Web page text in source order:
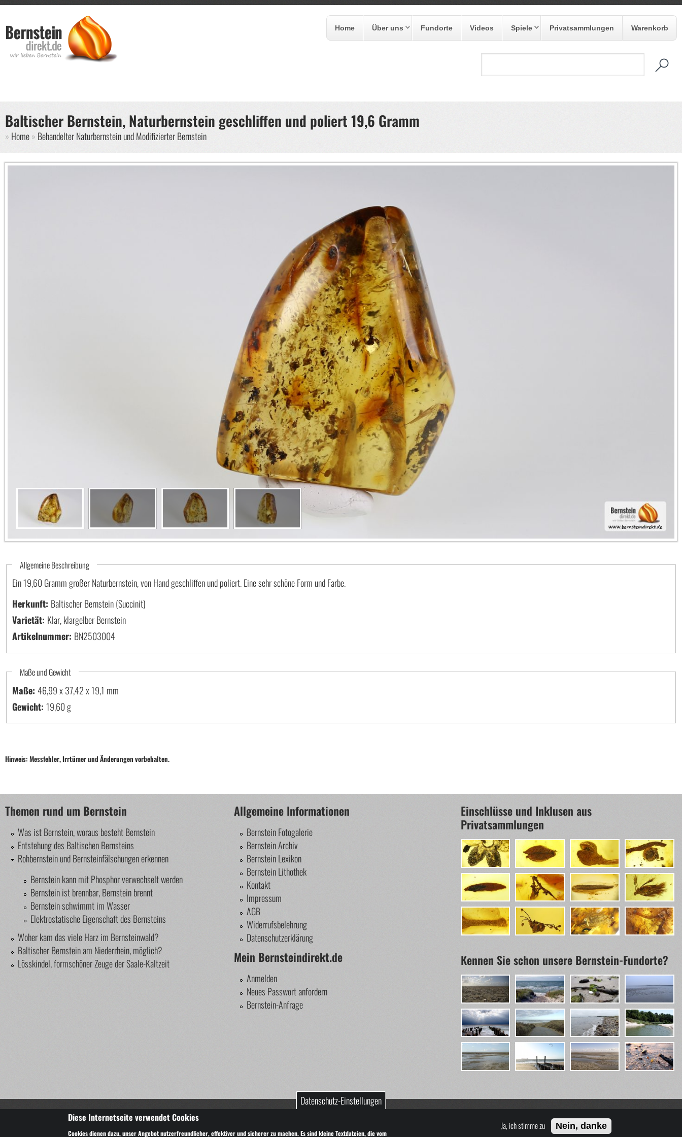
Home Über uns Fundorte Videos Spiele Privatsammlungen Warenkorb
Baltischer Bernstein, Naturbernstein geschliffen und poliert 19,6 Gramm
Sie sind hier
Home Behandelter Naturbernstein und Modifizierter Bernstein
Allgemeine Beschreibung
Ein 19,60 Gramm großer Naturbernstein, von Hand geschliffen und poliert. Eine sehr schöne Form und Farbe.
Herkunft: Baltischer Bernstein (Succinit)
Varietät: Klar, klargelber Bernstein
Artikelnummer: BN2503004
Maße und Gewicht
Maße: 46,99 x 37,42 x 19,1
Gewicht:19,60 g
Hinweis: Messfehler, Irrtümer und Änderungen vorbehalten.
Themen rund um Bernstein
Was ist Bernstein, woraus besteht Bernstein
Entstehung des Baltischen Bernsteins
Rohbernstein und Bernsteinfälschungen erkennen
Bernstein kann mit Phosphor verwechselt werden
Bernstein ist brennbar, Bernstein brennt
Bernstein schwimmt im Wasser
Elektrostatische Eigenschaft des Bernsteins
Woher kam das viele Harz im Bernsteinwald?
Baltischer Bernstein am Niederrhein, möglich?
Lösskindel, formschöner Zeuge der Saale-Kaltzeit
Allgemeine Informationen
Bernstein Fotogalerie
Bernstein Archiv
Bernstein Lexikon
Bernstein Lithothek
Kontakt
Impressum
AGB
Widerrufsbelehrung
Datenschutzerklärung
Mein Bernsteindirekt.de
Anmelden
Neues Passwort anfordern
Bernstein-Anfrage
Einschlüsse und Inklusen aus
Privatsammlungen
Kennen Sie schon unsere Bernstein-Fundorte?
Copyright © 2014-2025 Bernsteindirekt.de – wir lieben Bernstein!
Datenschutz-Einstellungen
Diese Internetseite verwendet Cookies
Cookies dienen dazu, unser Angebot nutzerfreundlicher, effektiver und sicherer zu machen. Es sind kleine Textdateien, die vom
Ja, ich stimme zu Nein, danke